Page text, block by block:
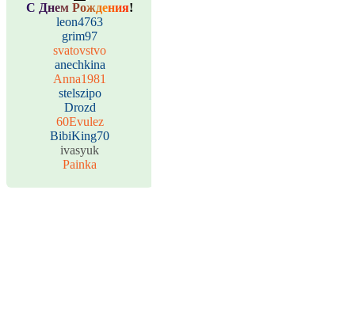
С Днем Рождения!
leon4763
grim97
svatovstvo
anechkina
Anna1981
stelszipo
Drozd
60Evulez
BibiKing70
ivasyuk
Painka